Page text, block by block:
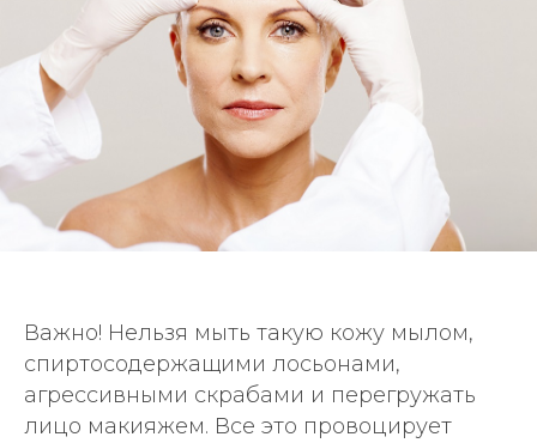
Важно! Нельзя мыть такую кожу мылом,
спиртосодержащими лосьонами,
агрессивными скрабами и перегружать
лицо макияжем. Все это провоцирует